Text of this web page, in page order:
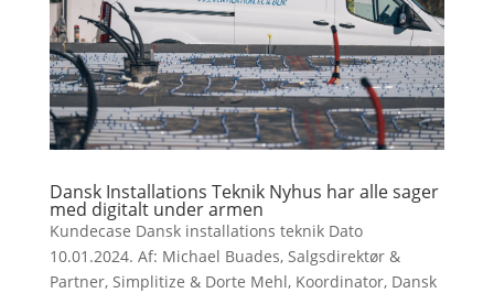
Dansk Installations Teknik Nyhus har alle sager
med digitalt under armen
Kundecase Dansk installations teknik Dato
10.01.2024. Af: Michael Buades, Salgsdirektør &
Partner, Simplitize & Dorte Mehl, Koordinator, Dansk